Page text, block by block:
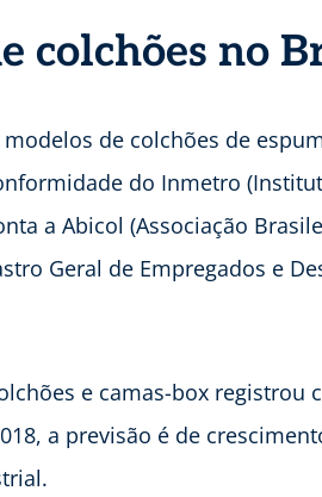
colchões no
de colchões de
do Inmetro
a Abicol (Associação
Geral de Empregados e
e camas-box registrou
a previsão é de